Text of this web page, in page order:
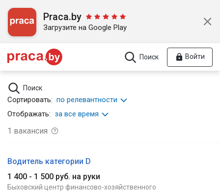
Praca.by
Загрузите на Google Play
Поиск Войти
Поиск
Сортировать: по релевантности
Отображать: за все время
1 вакансия
Водитель категории D
1 400 - 1 500 руб. на руки
Быховский центр финансово-хозяйственного